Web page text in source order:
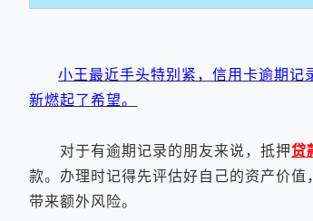
小王最近手头特别紧，信用卡逾期
新燃起了希望。
对于有逾期记录的朋友来说，抵押贷
款。办理时记得先评估好自己的资产价
带来额外风险。